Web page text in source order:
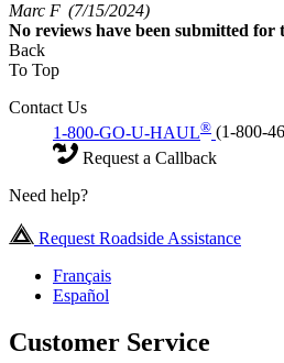
Marc F (7/15/2024)
No reviews have been submitted for
Back
To Top
Contact Us
1-800-GO-U-HAUL® (1-800-
Request a Callback
Need help?
Request Roadside Assistance
Français
Español
Customer Service